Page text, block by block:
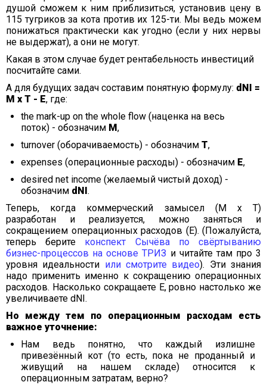
душой сможем к ним приблизиться, установив цену в
115 тугриков за кота против их 125-ти. Мы ведь можем
понижаться практически как угодно (если у них нервы
не выдержат), а они не могут.
Какая в этом случае будет рентабельность инвестиций
посчитайте сами.
А для будущих задач составим понятную формулу: dNI =
M х T - E, где:
the mark-up on the whole flow (наценка на весь
поток) - обозначим M,
turnover (оборачиваемость) - обозначим T,
expenses (операционные расходы) - обозначим E,
desired net income (желаемый чистый доход) -
обозначим dNI.
Теперь, когда коммерческий замысел (M х T)
разработан и реализуется, можно заняться и
сокращением операционных расходов (E). (Пожалуйста,
теперь берите конспект Сычёва по свёртыванию
бизнес-процессов на основе ТРИЗ и читайте там про 3
уровня идеальности или смотрите видео). Эти знания
надо применить именно к сокращению операционных
расходов. Насколько сокращаете E, ровно настолько же
увеличиваете dNI.
Но между тем по операционным расходам есть
важное уточнение:
Нам ведь понятно, что каждый излишне
привезённый кот (то есть, пока не проданный и
живущий на нашем складе) относится к
операционным затратам, верно?